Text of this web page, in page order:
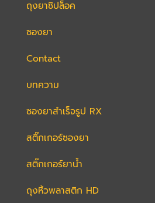
ถุงยาซิปล็อค
ซองยา
Contact
บทความ
ซองยาสำเร็จรูป RX
สติ๊กเกอร์ซองยา​
สติ๊กเกอร์ยาน้ำ
ถุงหิ้วพลาสติก HD